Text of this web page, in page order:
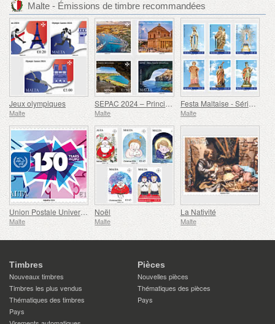
Malte - Émissions de timbre recommandées
Jeux olympiques
Malte
SEPAC 2024 – Principales Attractions Touristiques
Malte
Festa Maltaise - Série VIII
Malte
Union Postale Universelle - 150e Anniversaire
Malte
Noël
Malte
La Nativité
Malte
Timbres
Nouveaux timbres
Timbres les plus vendus
Thématiques des timbres
Pays
Pièces
Nouvelles pièces
Thématiques des pièces
Pays